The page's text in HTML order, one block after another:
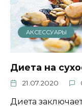
АКСЕССУАРЫ
Диета на
21.07.2020
Диета